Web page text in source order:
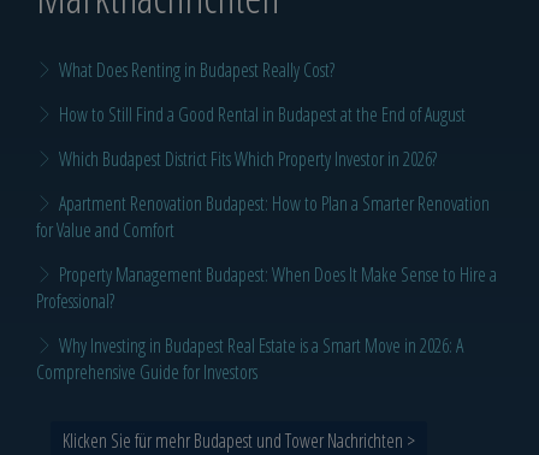
What Does Renting in Budapest Really Cost?
How to Still Find a Good Rental in Budapest at the End of August
Which Budapest District Fits Which Property Investor in 2026?
Apartment Renovation Budapest: How to Plan a Smarter Renovation
for Value and Comfort
Property Management Budapest: When Does It Make Sense to Hire a
Professional?
Why Investing in Budapest Real Estate is a Smart Move in 2026: A
Comprehensive Guide for Investors
Klicken Sie für mehr Budapest und Tower Nachrichten >